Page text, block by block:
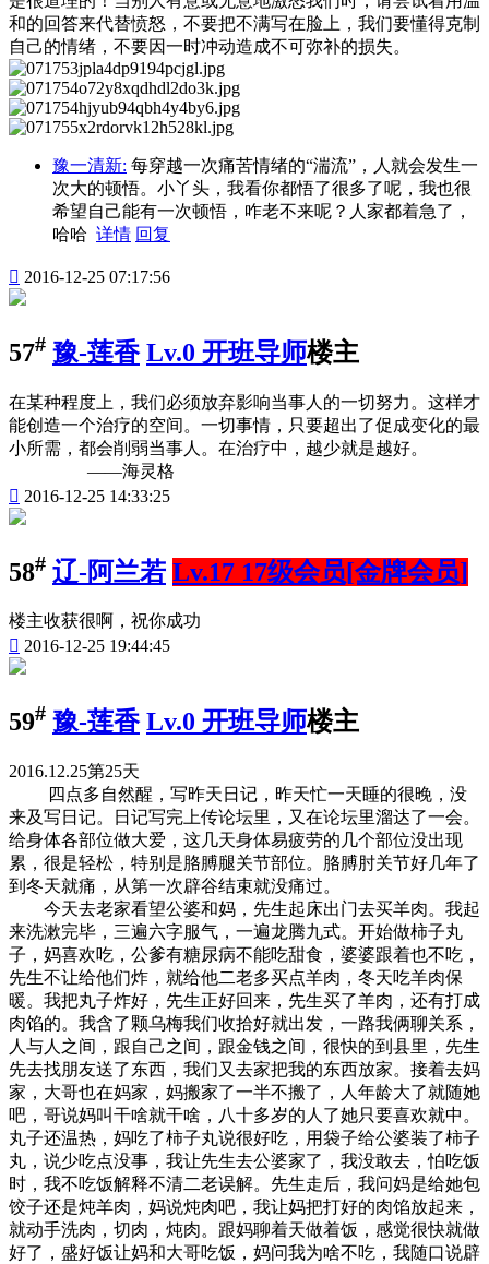
和的回答来代替愤怒，不要把不满写在脸上，我们要懂得克制
自己的情绪，不要因一时冲动造成不可弥补的损失。
豫一清新: 每穿越一次痛苦情绪的“湍流”，人就会发生一
次大的顿悟。小丫头，我看你都悟了很多了呢，我也很
希望自己能有一次顿悟，咋老不来呢？人家都着急了，
哈哈 详情 回复
 2016-12-25 07:17:56
57# 豫-莲香 Lv.0 开班导师楼主
在某种程度上，我们必须放弃影响当事人的一切努力。这样才
能创造一个治疗的空间。一切事情，只要超出了促成变化的最
小所需，都会削弱当事人。在治疗中，越少就是越好。
——海灵格
 2016-12-25 14:33:25
58# 辽-阿兰若 Lv.17 17级会员[金牌会员]
楼主收获很啊，祝你成功
 2016-12-25 19:44:45
59# 豫-莲香 Lv.0 开班导师楼主
2016.12.25第25天
四点多自然醒，写昨天日记，昨天忙一天睡的很晚，没
来及写日记。日记写完上传论坛里，又在论坛里溜达了一会。
给身体各部位做大爱，这几天身体易疲劳的几个部位没出现
累，很是轻松，特别是胳膊腿关节部位。胳膊肘关节好几年了
到冬天就痛，从第一次辟谷结束就没痛过。
今天去老家看望公婆和妈，先生起床出门去买羊肉。我起
来洗漱完毕，三遍六字服气，一遍龙腾九式。开始做柿子丸
子，妈喜欢吃，公爹有糖尿病不能吃甜食，婆婆跟着也不吃，
先生不让给他们炸，就给他二老多买点羊肉，冬天吃羊肉保
暖。我把丸子炸好，先生正好回来，先生买了羊肉，还有打成
肉馅的。我含了颗乌梅我们收拾好就出发，一路我俩聊关系，
人与人之间，跟自己之间，跟金钱之间，很快的到县里，先生
先去找朋友送了东西，我们又去家把我的东西放家。接着去妈
家，大哥也在妈家，妈搬家了一半不搬了，人年龄大了就随她
吧，哥说妈叫干啥就干啥，八十多岁的人了她只要喜欢就中。
丸子还温热，妈吃了柿子丸说很好吃，用袋子给公婆装了柿子
丸，说少吃点没事，我让先生去公婆家了，我没敢去，怕吃饭
时，我不吃饭解释不清二老误解。先生走后，我问妈是给她包
饺子还是炖羊肉，妈说炖肉吧，我让妈把打好的肉馅放起来，
就动手洗肉，切肉，炖肉。跟妈聊着天做着饭，感觉很快就做
好了，盛好饭让妈和大哥吃饭，妈问我为啥不吃，我随口说辟